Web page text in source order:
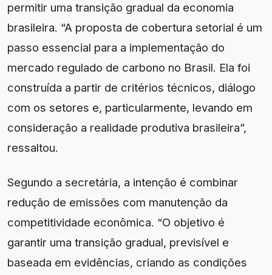
permitir uma transição gradual da economia
brasileira. “A proposta de cobertura setorial é um
passo essencial para a implementação do
mercado regulado de carbono no Brasil. Ela foi
construída a partir de critérios técnicos, diálogo
com os setores e, particularmente, levando em
consideração a realidade produtiva brasileira”,
ressaltou.
Segundo a secretária, a intenção é combinar
redução de emissões com manutenção da
competitividade econômica. “O objetivo é
garantir uma transição gradual, previsível e
baseada em evidências, criando as condições